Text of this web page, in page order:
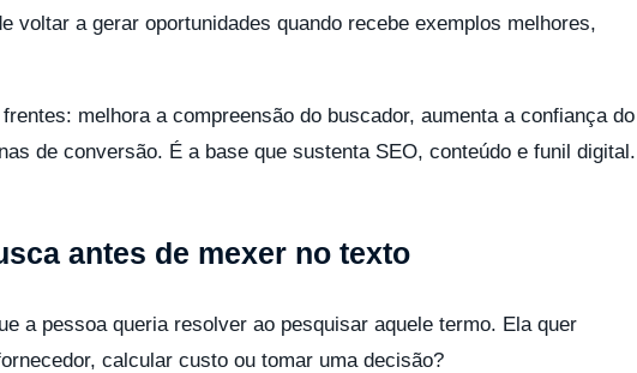
voltar a gerar oportunidades quando recebe exemplos melhores,
melhora a compreensão do buscador, aumenta a confiança do
de conversão. É a base que sustenta SEO, conteúdo e funil digital.
antes de mexer no texto
a pessoa queria resolver ao pesquisar aquele termo. Ela quer
calcular custo ou tomar uma decisão?